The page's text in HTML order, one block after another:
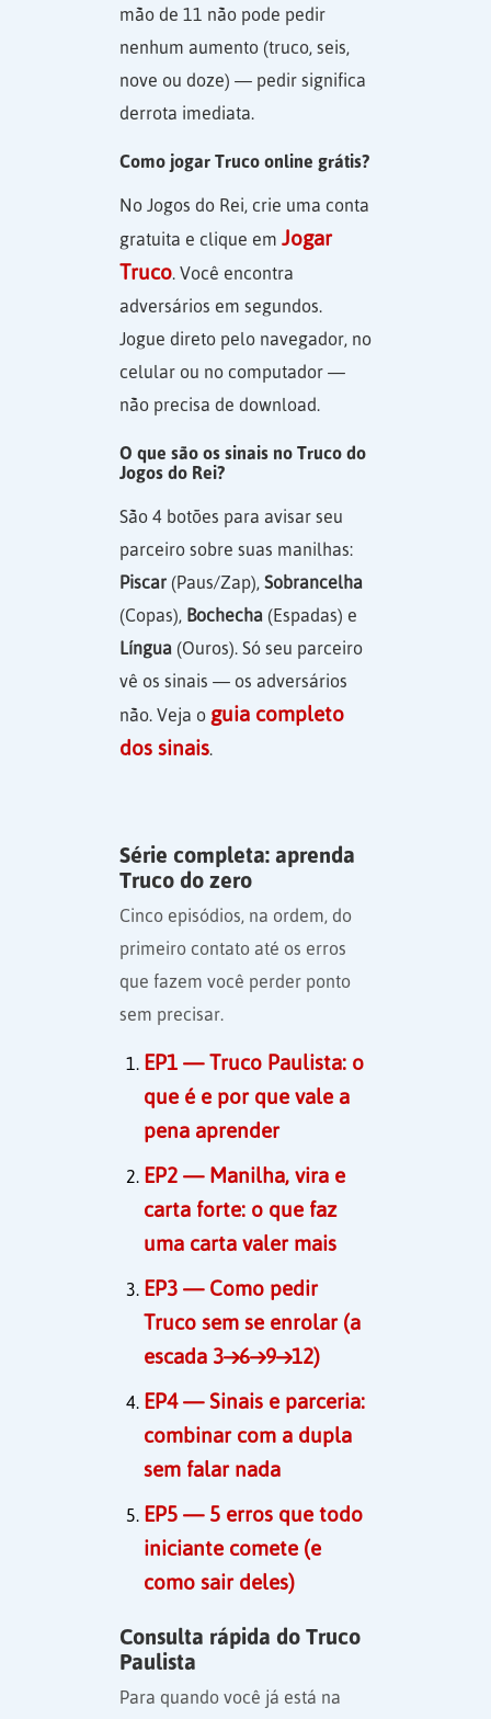
mão de 11 não pode pedir
nenhum aumento (truco, seis,
nove ou doze) — pedir significa
derrota imediata.
Como jogar Truco online grátis?
No Jogos do Rei, crie uma conta
gratuita e clique em Jogar
Truco. Você encontra
adversários em segundos.
Jogue direto pelo navegador, no
celular ou no computador —
não precisa de download.
O que são os sinais no Truco do
Jogos do Rei?
São 4 botões para avisar seu
parceiro sobre suas manilhas:
Piscar (Paus/Zap), Sobrancelha
(Copas), Bochecha (Espadas) e
Língua (Ouros). Só seu parceiro
vê os sinais — os adversários
não. Veja o guia completo
dos sinais.
Série completa: aprenda
Truco do zero
Cinco episódios, na ordem, do
primeiro contato até os erros
que fazem você perder ponto
sem precisar.
EP1 — Truco Paulista: o
que é e por que vale a
pena aprender
EP2 — Manilha, vira e
carta forte: o que faz
uma carta valer mais
EP3 — Como pedir
Truco sem se enrolar (a
escada 3→6→9→12)
EP4 — Sinais e parceria:
combinar com a dupla
sem falar nada
EP5 — 5 erros que todo
iniciante comete (e
como sair deles)
Consulta rápida do Truco
Paulista
Para quando você já está na